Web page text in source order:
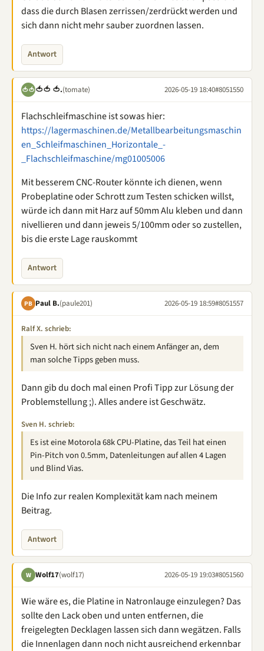
dass die durch Blasen zerrissen/zerdrückt werden und
sich dann nicht mehr sauber zuordnen lassen.
Antwort
🍅🍅🍅🍅 🍅.(tomate) 2026-05-19 18:40#8051550
Flachschleifmaschine ist sowas hier:
https://lagermaschinen.de/Metallbearbeitungsmaschin
en_Schleifmaschinen_Horizontale_-
_Flachschleifmaschine/mg01005006
Mit besserem CNC-Router könnte ich dienen, wenn
Probeplatine oder Schrott zum Testen schicken willst,
würde ich dann mit Harz auf 50mm Alu kleben und dann
nivellieren und dann jeweis 5/100mm oder so zustellen,
bis die erste Lage rauskommt
Antwort
PB Paul B.(paule201) 2026-05-19 18:59#8051557
Ralf X. schrieb:
Sven H. hört sich nicht nach einem Anfänger an, dem
man solche Tipps geben muss.
Dann gib du doch mal einen Profi Tipp zur Lösung der
Problemstellung ;). Alles andere ist Geschwätz.
Sven H. schrieb:
Es ist eine Motorola 68k CPU-Platine, das Teil hat einen
Pin-Pitch von 0.5mm, Datenleitungen auf allen 4 Lagen
und Blind Vias.
Die Info zur realen Komplexität kam nach meinem
Beitrag.
Antwort
W Wolf17(wolf17) 2026-05-19 19:03#8051560
Wie wäre es, die Platine in Natronlauge einzulegen? Das
sollte den Lack oben und unten entfernen, die
freigelegten Decklagen lassen sich dann wegätzen. Falls
die Innenlagen dann noch nicht ausreichend erkennbar